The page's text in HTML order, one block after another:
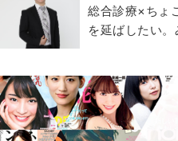
総合診療×ちょ
を延ばしたい